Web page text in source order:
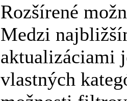
Rozšírené
Medzi
aktualizáciami
vlastných